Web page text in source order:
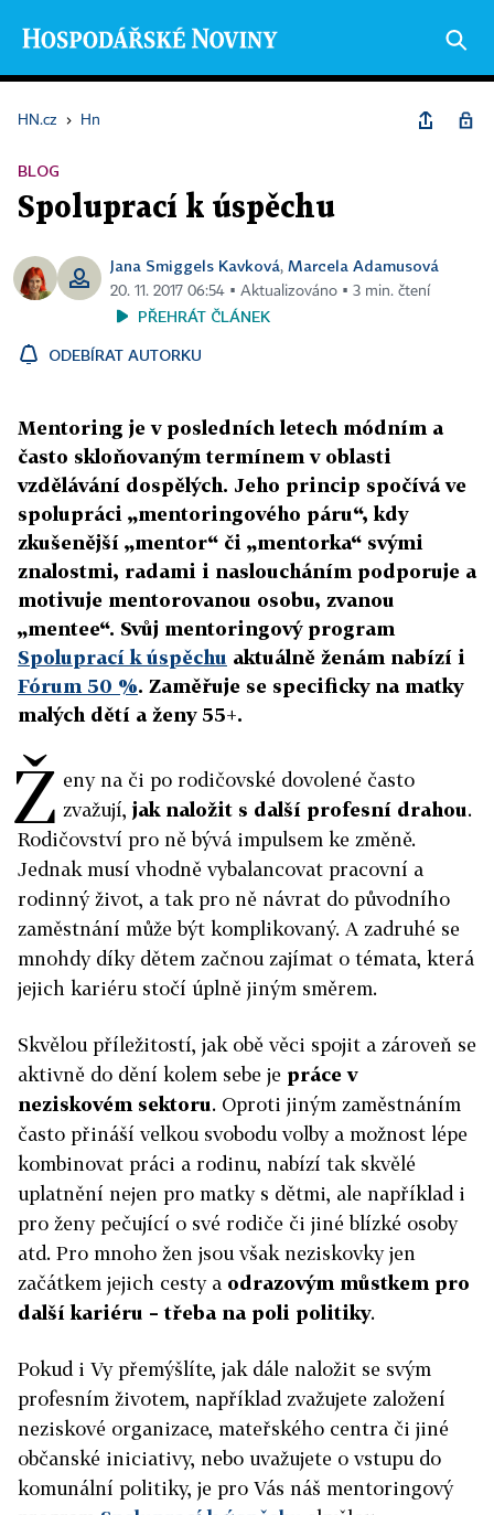
HN.cz › Hn
BLOG
Spoluprací k úspěchu
Jana Smiggels Kavková, Marcela Adamusová
20. 11. 2017 06:54 ▪ Aktualizováno ▪ 3 min. čtení
PŘEHRÁT ČLÁNEK
ODEBÍRAT AUTORKU
Mentoring je v posledních letech módním a
často skloňovaným termínem v oblasti
vzdělávání dospělých. Jeho princip spočívá ve
spolupráci „mentoringového páru“, kdy
zkušenější „mentor“ či „mentorka“ svými
znalostmi, radami i nasloucháním podporuje a
motivuje mentorovanou osobu, zvanou
„mentee“. Svůj mentoringový program
Spoluprací k úspěchu aktuálně ženám nabízí i
Fórum 50 %. Zaměřuje se specificky na matky
malých dětí a ženy 55+.
Ž eny na či po rodičovské dovolené často
zvažují, jak naložit s další profesní drahou.
Rodičovství pro ně bývá impulsem ke změně.
Jednak musí vhodně vybalancovat pracovní a
rodinný život, a tak pro ně návrat do původního
zaměstnání může být komplikovaný. A zadruhé se
mnohdy díky dětem začnou zajímat o témata, která
jejich kariéru stočí úplně jiným směrem.
Skvělou příležitostí, jak obě věci spojit a zároveň se
aktivně do dění kolem sebe je práce v
neziskovém sektoru. Oproti jiným zaměstnáním
často přináší velkou svobodu volby a možnost lépe
kombinovat práci a rodinu, nabízí tak skvělé
uplatnění nejen pro matky s dětmi, ale například i
pro ženy pečující o své rodiče či jiné blízké osoby
atd. Pro mnoho žen jsou však neziskovky jen
začátkem jejich cesty a odrazovým můstkem pro
další kariéru – třeba na poli politiky.
Pokud i Vy přemýšlíte, jak dále naložit se svým
profesním životem, například zvažujete založení
neziskové organizace, mateřského centra či jiné
občanské iniciativy, nebo uvažujete o vstupu do
komunální politiky, je pro Vás náš mentoringový